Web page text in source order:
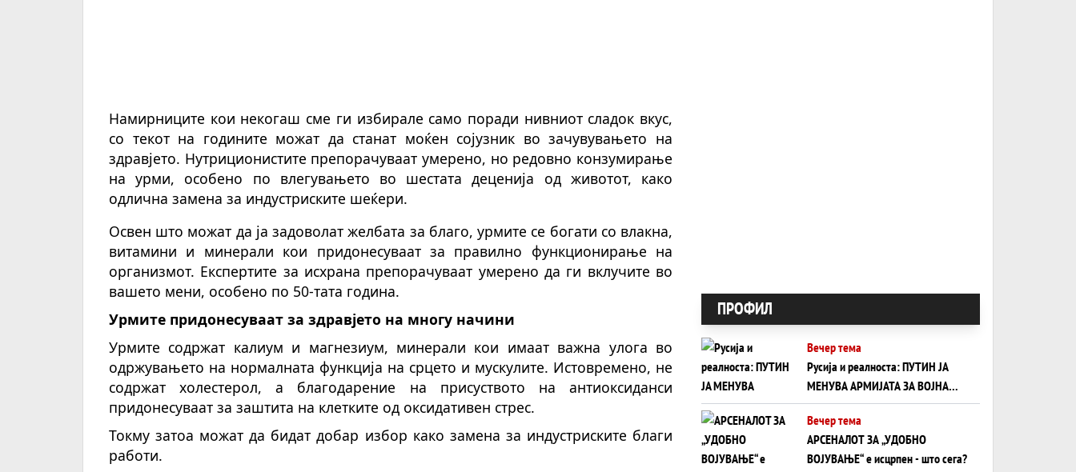
Намирниците кои некогаш сме ги избирале само поради нивниот сладок вкус,
со текот на годините можат да станат моќен сојузник во зачувувањето на
здравјето. Нутриционистите препорачуваат умерено, но редовно конзумирање
на урми, особено по влегувањето во шестата деценија од животот, како
одлична замена за индустриските шеќери.
Освен што можат да ја задоволат желбата за благо, урмите се богати со влакна,
витамини и минерали кои придонесуваат за правилно функционирање на
организмот. Експертите за исхрана препорачуваат умерено да ги вклучите во
вашето мени, особено по 50-тата година.
Урмите придонесуваат за здравјето на многу начини
Урмите содржат калиум и магнезиум, минерали кои имаат важна улога во
одржувањето на нормалната функција на срцето и мускулите. Истовремено, не
содржат холестерол, а благодарение на присуството на антиоксиданси
придонесуваат за заштита на клетките од оксидативен стрес.
Токму затоа можат да бидат добар избор како замена за индустриските благи
работи.
ПРОФИЛ
Вечер тема
Русија и реалноста: ПУТИН ЈА
МЕНУВА АРМИЈАТА ЗА ВОЈНА
ШТО ОСТАНУВА БЕЗ ФРОНТ
Вечер тема
АРСЕНАЛОТ ЗА „УДОБНО
ВОЈУВАЊЕ“ е исцрпен - што сега?